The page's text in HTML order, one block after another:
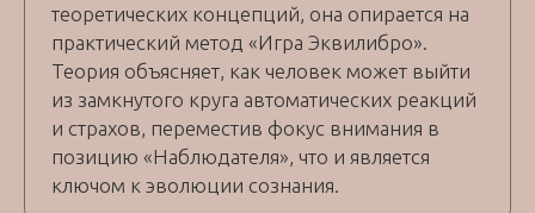
теоретических концепций, она опирается на
практический метод «Игра Эквилибро».
Теория объясняет, как человек может выйти
из замкнутого круга автоматических реакций
и страхов, переместив фокус внимания в
позицию «Наблюдателя», что и является
ключом к эволюции сознания.